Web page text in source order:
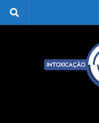
Skip to content